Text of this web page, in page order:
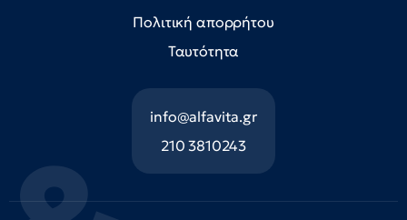
Πολιτική απορρήτου
Ταυτότητα
info@alfavita.gr
210 3810243